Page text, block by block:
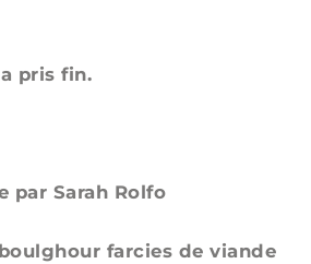
pris fin.
par Sarah Rolfo
farcies de viande